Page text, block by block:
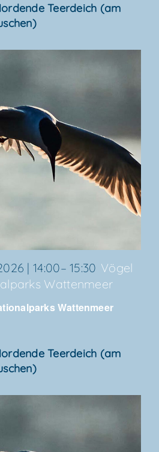
Teer­deich (am
Wat­ten­meer
| 14:00–15:30 Vögel
Wattenmeer
Teer­deich (am